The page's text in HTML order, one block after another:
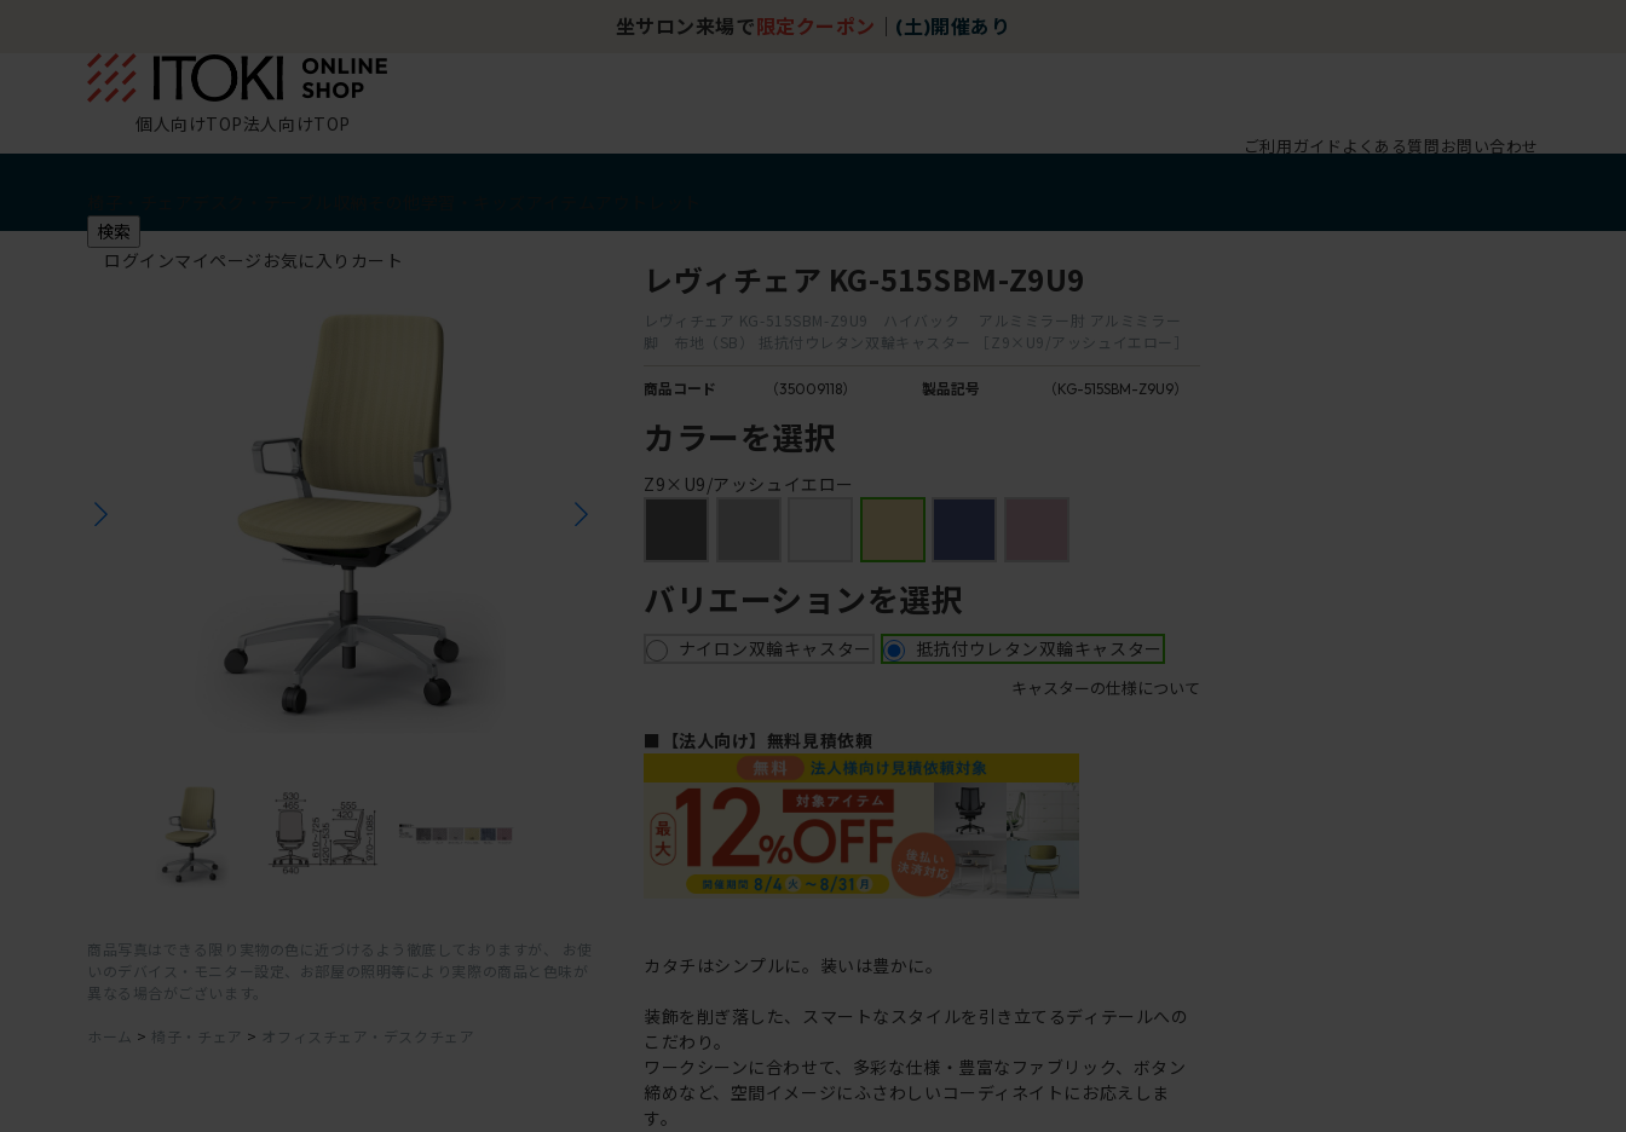
坐サロン来場で 限定クーポン (土)開催あり
個人向けTOP法人向けTOP
ご利用ガイド よくある質問お問い合わせ
検索
ログインマイページ お気に入り カート
商品写真はできる限り実物の色に近づけるよう徹底しておりますが、 お使
いのデバイス・モニター設定、お部屋の照明等により実際の商品と色味が
異なる場合がございます。
ホーム > 椅子・チェア > オフィスチェア・デスクチェア
レヴィチェア KG-515SBM-Z9U9
レヴィチェア KG-515SBM-Z9U9 ハイバック アルミミラー肘 アルミミラー
脚 布地（SB） 抵抗付ウレタン双輪キャスター ［Z9×U9/アッシュイエロー］
商品コード （35009118） 製品記号 （KG-515SBM-Z9U9）
カラーを選択
Z9×U9/アッシュイエロー
バリエーションを選択
ナイロン双輪キャスター 抵抗付ウレタン双輪キャスター
キャスターの仕様について
■【法人向け】無料見積依頼
カタチはシンプルに。装いは豊かに。
装飾を削ぎ落した、スマートなスタイルを引き立てるディテールへの
こだわり。
ワークシーンに合わせて、多彩な仕様・豊富なファブリック、ボタン
締めなど、空間イメージにふさわしいコーディネイトにお応えしま
す。